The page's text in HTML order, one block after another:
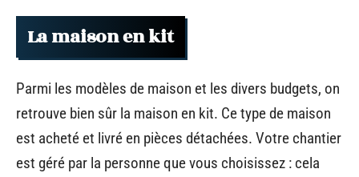
La maison en kit
Parmi les modèles de maison et les divers budgets, on
retrouve bien sûr la maison en kit. Ce type de maison
est acheté et livré en pièces détachées. Votre chantier
est géré par la personne que vous choisissez : cela